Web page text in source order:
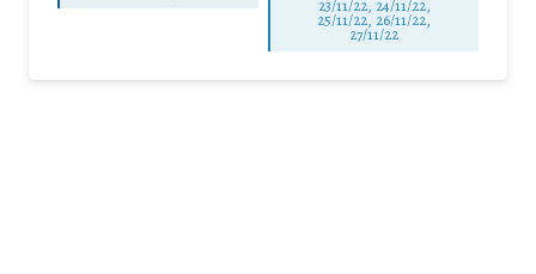
23/11/22, 24/11/22,
25/11/22, 26/11/22,
27/11/22